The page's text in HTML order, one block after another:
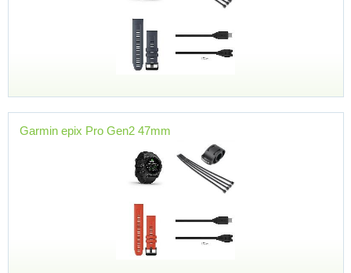
Garmin epix Pro Gen2 47mm